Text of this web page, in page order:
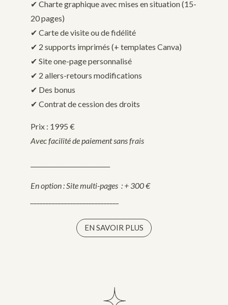
✔︎ Charte graphique avec mises en situation (15-
20 pages)
✔︎ Carte de visite ou de fidélité
✔︎ 2 supports imprimés (+ templates Canva)
✔︎ Site one-page personnalisé
✔︎ 2 allers-retours modifications
✔︎ Des bonus
✔ Contrat de cession des droits
Prix : 1995 €
Avec facilité de paiement sans frais
En option : Site multi-pages : + 300 €
EN SAVOIR PLUS